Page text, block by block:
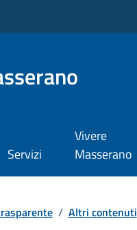
Servizi
Vivere
Masserano
/ Altri contenuti